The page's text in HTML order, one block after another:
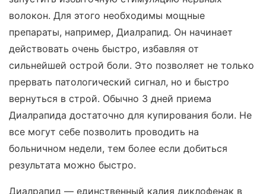
волокон. Для этого необходимы мощные
препараты, например, Диалрапид. Он начинает
действовать очень быстро, избавляя от
сильнейшей острой боли. Это позволяет не только
прервать патологический сигнал, но и быстро
вернуться в строй. Обычно 3 дней приема
Диалрапида достаточно для купирования боли. Не
все могут себе позволить проводить на
больничном недели, тем более если добиться
результата можно быстро.
Диалрапид — единственный калия диклофенак в